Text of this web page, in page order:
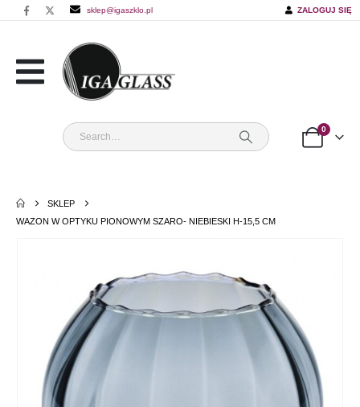
sklep@igaszklo.pl ZALOGUJ SIĘ
0
SKLEP
WAZON W OPTYKU PIONOWYM SZARO- NIEBIESKI H-15,5 CM